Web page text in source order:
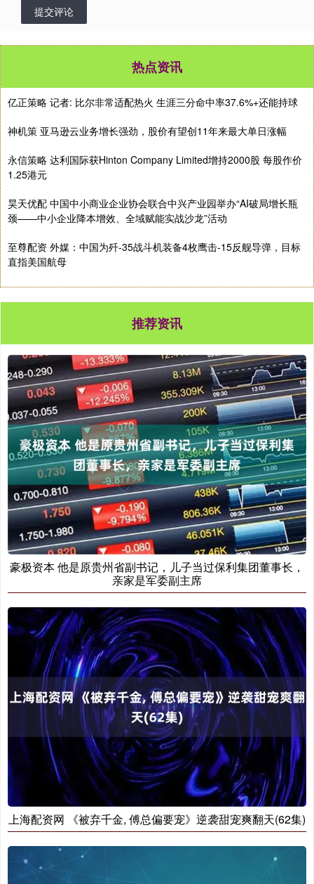
提交评论
热点资讯
亿正策略 记者: 比尔非常适配热火 生涯三分命中率37.6%+还能持球
神机策 亚马逊云业务增长强劲，股价有望创11年来最大单日涨幅
永信策略 达利国际获Hinton Company Limited增持2000股 每股作价
1.25港元
昊天优配 中国中小商业企业协会联合中兴产业园举办“AI破局增长瓶
颈——中小企业降本增效、全域赋能实战沙龙”活动
至尊配资 外媒：中国为歼-35战斗机装备4枚鹰击-15反舰导弹，目标
直指美国航母
推荐资讯
豪极资本 他是原贵州省副书记，儿子当过保利集团董事长，
亲家是军委副主席
上海配资网 《被弃千金, 傅总偏要宠》逆袭甜宠爽翻天(62集)